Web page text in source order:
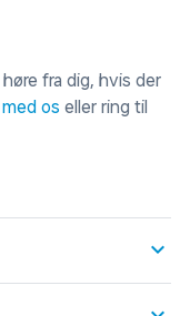
fra dig, hvis der
os eller ring til